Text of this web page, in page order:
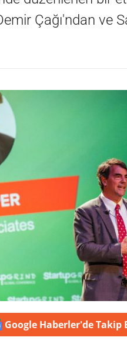
Çağı'ndan ve
Google Haberler'deTakip